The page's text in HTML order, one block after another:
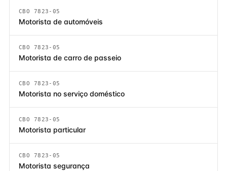
CBO 7823-05
Motorista de automóveis
CBO 7823-05
Motorista de carro de passeio
CBO 7823-05
Motorista no serviço doméstico
CBO 7823-05
Motorista particular
CBO 7823-05
Motorista segurança